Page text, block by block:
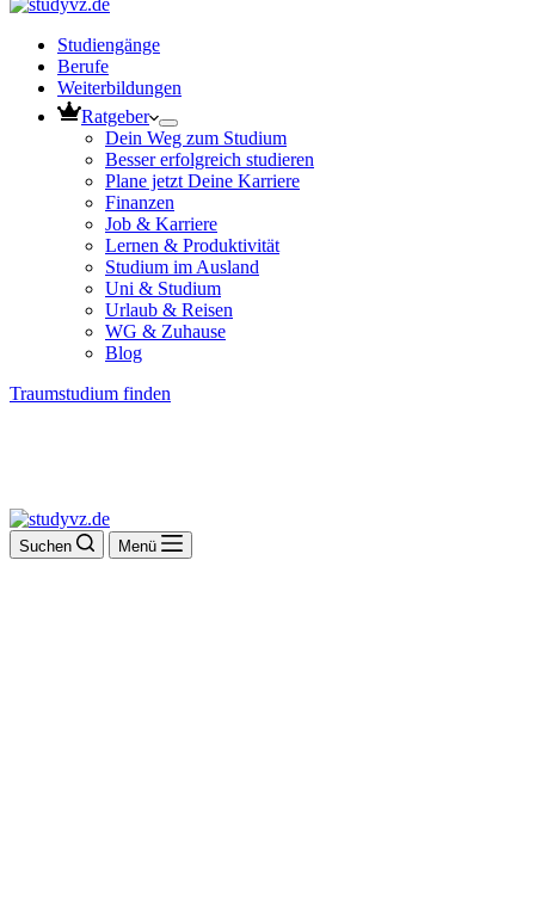
Studiengänge
Berufe
Weiterbildungen
Ratgeber
Dein Weg zum Studium
Besser erfolgreich studieren
Plane jetzt Deine Karriere
Finanzen
Job & Karriere
Lernen & Produktivität
Studium im Ausland
Uni & Studium
Urlaub & Reisen
WG & Zuhause
Blog
Traumstudium finden
Suchen Menü